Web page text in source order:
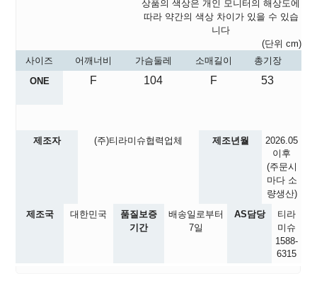
상품의 색상은 개인 모니터의 해상도에
따라 약간의 색상 차이가 있을 수 있습
니다
(단위 cm)
사이즈
어깨너비 가슴둘레 소매길이
총기장
ONE
F 104 F 53
제조자 (주)티라미슈협력업체 제조년월
2026.05
이후
(주문시
마다 소
량생산)
제조국
대한민국
품질보증
기간
배송일로부터
7일
AS담당
티라
미슈
1588-
6315